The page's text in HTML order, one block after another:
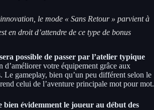
le mode « Sans Retour » parvient à
en droit d’attendre de ce type de bonus
possible de passer par l’atelier typique
d’améliorer votre équipement grâce aux
Le gameplay, bien qu’un peu différent selon le
celui de l’aventure principale mot pour mot.
évidemment le joueur au début des